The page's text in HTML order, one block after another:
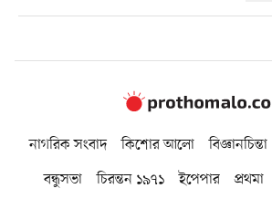
নাগরিক সংবাদ কিশোর আলো বিজ্ঞানচিন্তা
বন্ধুসভা
চিরন্তন ১৯৭১ ইপেপার প্রথমা